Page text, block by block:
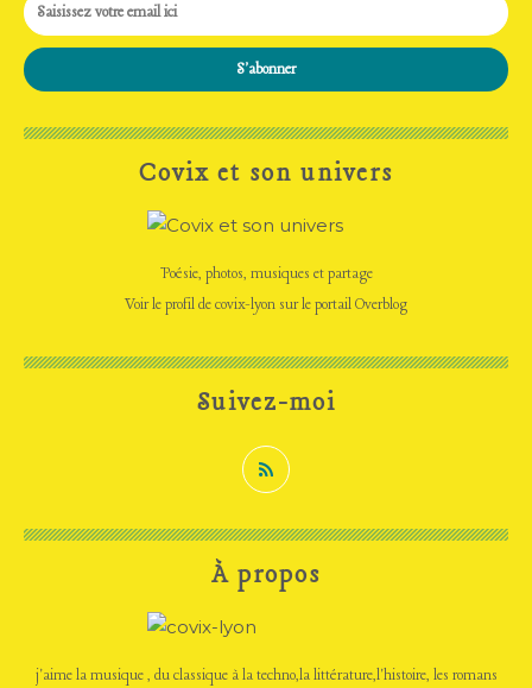
Covix et son univers
Poésie, photos, musiques et partage
Voir le profil decovix-lyon sur le portail Overblog
Suivez-moi
À propos
j'aime la musique , du classique à la techno,la littérature,l'histoire, les romans